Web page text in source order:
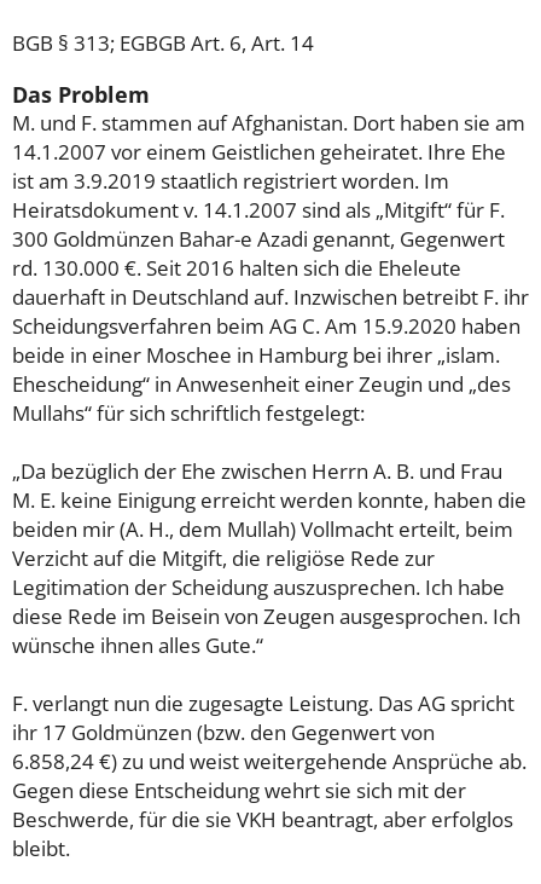
BGB § 313; EGBGB Art. 6, Art. 14
Das Problem
M. und F. stammen auf Afghanistan. Dort haben sie am
14.1.2007 vor einem Geistlichen geheiratet. Ihre Ehe
ist am 3.9.2019 staatlich registriert worden. Im
Heiratsdokument v. 14.1.2007 sind als „Mitgift“ für F.
300 Goldmünzen Bahar-e Azadi genannt, Gegenwert
rd. 130.000 €. Seit 2016 halten sich die Eheleute
dauerhaft in Deutschland auf. Inzwischen betreibt F. ihr
Scheidungsverfahren beim AG C. Am 15.9.2020 haben
beide in einer Moschee in Hamburg bei ihrer „islam.
Ehescheidung“ in Anwesenheit einer Zeugin und „des
Mullahs“ für sich schriftlich festgelegt:
„Da bezüglich der Ehe zwischen Herrn A. B. und Frau
M. E. keine Einigung erreicht werden konnte, haben die
beiden mir (A. H., dem Mullah) Vollmacht erteilt, beim
Verzicht auf die Mitgift, die religiöse Rede zur
Legitimation der Scheidung auszusprechen. Ich habe
diese Rede im Beisein von Zeugen ausgesprochen. Ich
wünsche ihnen alles Gute.“
F. verlangt nun die zugesagte Leistung. Das AG spricht
ihr 17 Goldmünzen (bzw. den Gegenwert von
6.858,24 €) zu und weist weitergehende Ansprüche ab.
Gegen diese Entscheidung wehrt sie sich mit der
Beschwerde, für die sie VKH beantragt, aber erfolglos
bleibt.